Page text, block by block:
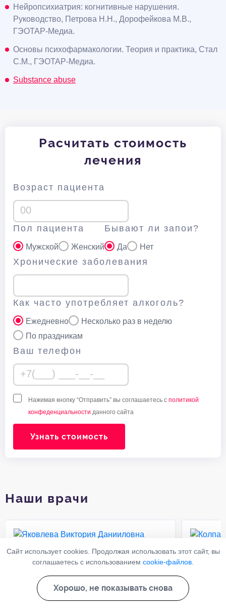
Нейропсихиатрия: когнитивные нарушения.
Руководство, Петрова Н.Н., Дорофейкова М.В.,
ГЭОТАР-Медиа.
Основы психофармакологии. Теория и практика, Стал
С.М., ГЭОТАР-Медиа.
Substance abuse
Расчитать стоимость
лечения
Возраст пациента
Пол пациента
Мужской Женский
Бывают ли запои?
Да Нет
Хронические заболевания
Как часто употребляет алкоголь?
Ежедневно
Несколько раз в неделю
По праздникам
Ваш телефон
Нажимая кнопку “Отправить” вы соглашаетесь с политикой
конфеденциальности данного сайта
Узнать стоимость
Наши врачи
Яковлева Виктория
Данииловна
Психиатр-нарколог
Стаж работы:18 лет
Сайт использует cookies. Продолжая использовать этот сайт, вы
соглашаетесь с использованием cookie-файлов
Хорошо, не показывать снова